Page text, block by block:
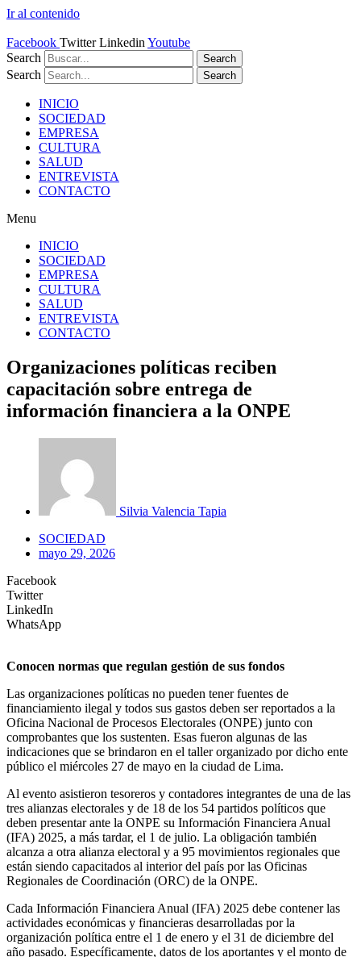
Ir al contenido
Facebook Twitter Linkedin Youtube
Search
Search
Search Search
INICIO
SOCIEDAD
EMPRESA
CULTURA
SALUD
ENTREVISTA
CONTACTO
Menu
INICIO
SOCIEDAD
EMPRESA
CULTURA
SALUD
ENTREVISTA
CONTACTO
Organizaciones políticas reciben
capacitación sobre entrega de
información financiera a la ONPE
Silvia Valencia Tapia
SOCIEDAD
mayo 29, 2026
Facebook
Twitter
LinkedIn
WhatsApp
Conocen normas que regulan gestión de sus fondos
Las organizaciones políticas no pueden tener fuentes de
financiamiento ilegal y todos sus gastos deben ser reportados a la
Oficina Nacional de Procesos Electorales (ONPE) junto con
comprobantes que los sustenten. Esas fueron algunas de las
indicaciones que se brindaron en el taller organizado por dicho ente
público el miércoles 27 de mayo en la ciudad de Lima.
Al evento asistieron tesoreros y contadores integrantes de una de las
tres alianzas electorales y de 18 de los 54 partidos políticos que
deben presentar ante la ONPE su Información Financiera Anual
(IFA) 2025, a más tardar, el 1 de julio. La obligación también
alcanza a otra alianza electoral y a 95 movimientos regionales que
están siendo capacitados al interior del país por las Oficinas
Regionales de Coordinación (ORC) de la ONPE.
Cada Información Financiera Anual (IFA) 2025 debe contener las
actividades económicas y financieras desarrolladas por la
organización política entre el 1 de enero y el 31 de diciembre del
año pasado. Específicamente, datos de los aportantes y el monto de